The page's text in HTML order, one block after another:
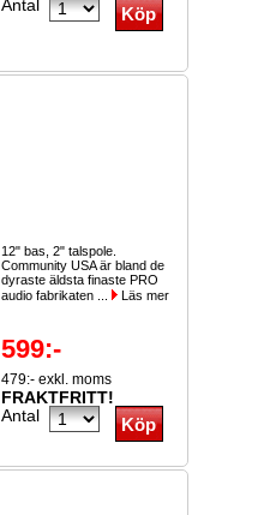
Antal
12" bas, 2" talspole.
Community USA är bland de
dyraste äldsta finaste PRO
audio fabrikaten ...
Läs mer
599:-
479:- exkl. moms
FRAKTFRITT!
Antal